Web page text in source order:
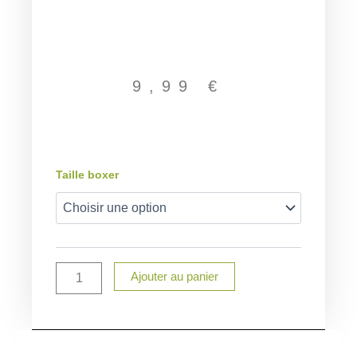
9,99 €
Taille boxer
quantité
Caleçon
Valentin
Mec
Incroyable
Ajouter au panier